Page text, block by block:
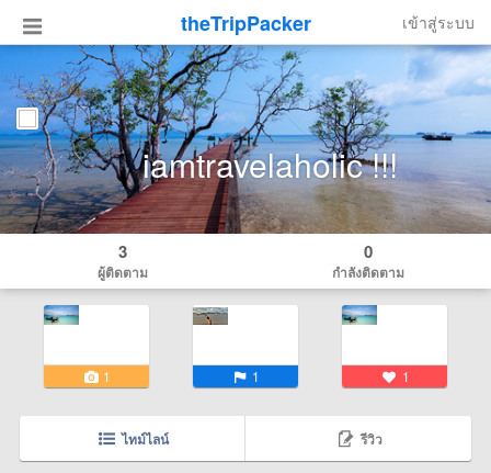
theTripPacker เข้าสู่ระบบ
iamtravelaholic !!!
3
ผู้ติดตาม
0
กำลังติดตาม
1 1 1
ไทม์ไลน์ รีวิว